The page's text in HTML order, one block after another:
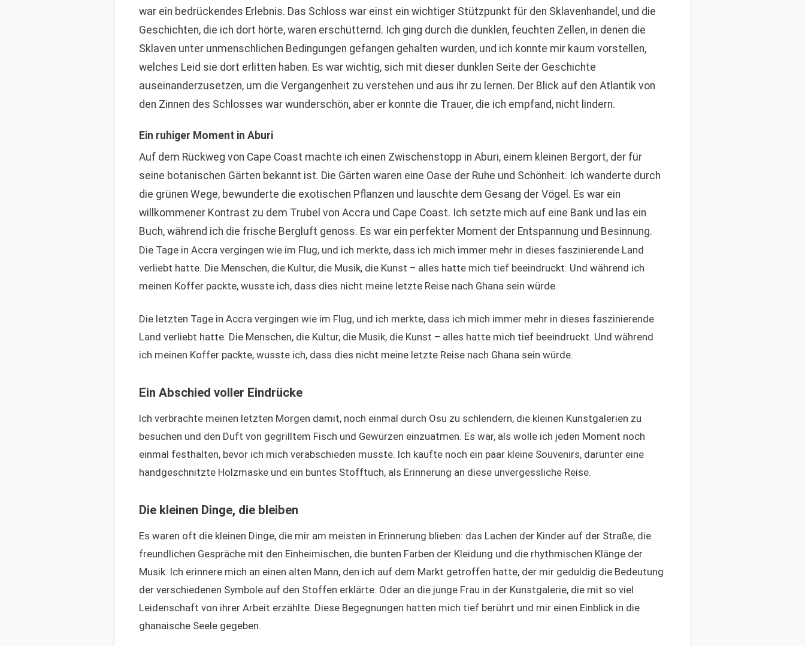
war ein bedrückendes Erlebnis. Das Schloss war einst ein wichtiger Stützpunkt für den Sklavenhandel, und die
Geschichten, die ich dort hörte, waren erschütternd. Ich ging durch die dunklen, feuchten Zellen, in denen die
Sklaven unter unmenschlichen Bedingungen gefangen gehalten wurden, und ich konnte mir kaum vorstellen,
welches Leid sie dort erlitten haben. Es war wichtig, sich mit dieser dunklen Seite der Geschichte
auseinanderzusetzen, um die Vergangenheit zu verstehen und aus ihr zu lernen. Der Blick auf den Atlantik von
den Zinnen des Schlosses war wunderschön, aber er konnte die Trauer, die ich empfand, nicht lindern.
Ein ruhiger Moment in Aburi
Auf dem Rückweg von Cape Coast machte ich einen Zwischenstopp in Aburi, einem kleinen Bergort, der für
seine botanischen Gärten bekannt ist. Die Gärten waren eine Oase der Ruhe und Schönheit. Ich wanderte durch
die grünen Wege, bewunderte die exotischen Pflanzen und lauschte dem Gesang der Vögel. Es war ein
willkommener Kontrast zu dem Trubel von Accra und Cape Coast. Ich setzte mich auf eine Bank und las ein
Buch, während ich die frische Bergluft genoss. Es war ein perfekter Moment der Entspannung und Besinnung.
Die Tage in Accra vergingen wie im Flug, und ich merkte, dass ich mich immer mehr in dieses faszinierende Land
verliebt hatte. Die Menschen, die Kultur, die Musik, die Kunst – alles hatte mich tief beeindruckt. Und während ich
meinen Koffer packte, wusste ich, dass dies nicht meine letzte Reise nach Ghana sein würde.
Die letzten Tage in Accra vergingen wie im Flug, und ich merkte, dass ich mich immer mehr in dieses faszinierende
Land verliebt hatte. Die Menschen, die Kultur, die Musik, die Kunst – alles hatte mich tief beeindruckt. Und während
ich meinen Koffer packte, wusste ich, dass dies nicht meine letzte Reise nach Ghana sein würde.
Ein Abschied voller Eindrücke
Ich verbrachte meinen letzten Morgen damit, noch einmal durch Osu zu schlendern, die kleinen Kunstgalerien zu
besuchen und den Duft von gegrilltem Fisch und Gewürzen einzuatmen. Es war, als wolle ich jeden Moment noch
einmal festhalten, bevor ich mich verabschieden musste. Ich kaufte noch ein paar kleine Souvenirs, darunter eine
handgeschnitzte Holzmaske und ein buntes Stofftuch, als Erinnerung an diese unvergessliche Reise.
Die kleinen Dinge, die bleiben
Es waren oft die kleinen Dinge, die mir am meisten in Erinnerung blieben: das Lachen der Kinder auf der Straße, die
freundlichen Gespräche mit den Einheimischen, die bunten Farben der Kleidung und die rhythmischen Klänge der
Musik. Ich erinnere mich an einen alten Mann, den ich auf dem Markt getroffen hatte, der mir geduldig die Bedeutung
der verschiedenen Symbole auf den Stoffen erklärte. Oder an die junge Frau in der Kunstgalerie, die mit so viel
Leidenschaft von ihrer Arbeit erzählte. Diese Begegnungen hatten mich tief berührt und mir einen Einblick in die
ghanaische Seele gegeben.